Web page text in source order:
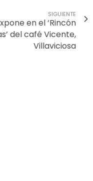
SIGUIENTE
en el ‘Rincón
del café Vicente,
Villaviciosa